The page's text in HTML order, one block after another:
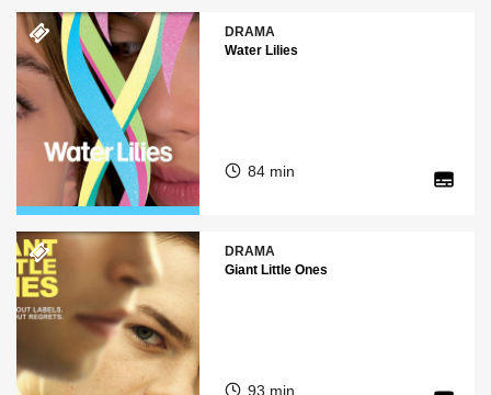
DRAMA
Water Lilies
84 min
DRAMA
Giant Little Ones
93 min